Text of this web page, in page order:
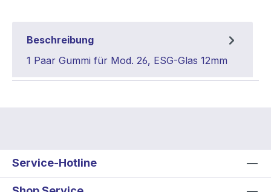
Beschreibung
1 Paar Gummi für Mod. 26, ESG-Glas 12mm
Service-Hotline